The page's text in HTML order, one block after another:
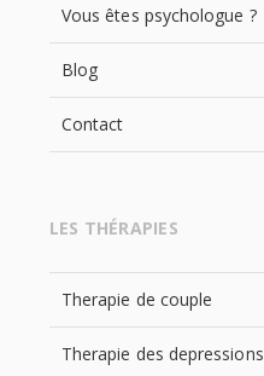
Vous êtes psychologue ?
Blog
Contact
LES THÉRAPIES
Therapie de couple
Therapie des depressions